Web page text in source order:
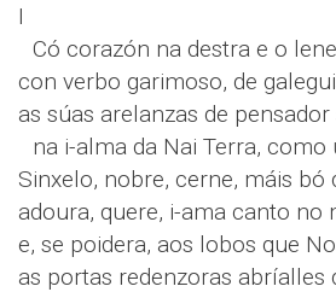
I
Có corazón na destra e o
con verbo garimoso, de
as súas arelanzas de pensador
na i-alma da Nai Terra, como
Sinxelo, nobre, cerne, máis bó
adoura, quere, i-ama canto no
e, se poidera, aos lobos que
as portas redenzoras abríalles